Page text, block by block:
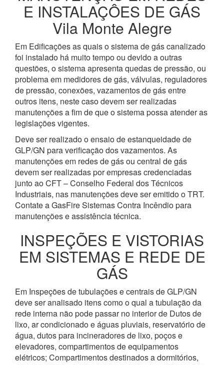
E INSTALAÇÔES DE GÁS
Vila Monte Alegre
Em Edificações as quais o sistema de gás canalizado
foi instalado há muito tempo ou devido a outras
questões, o sistema apresenta quedas de pressão, ou
problema em medidores de gás, válvulas, reguladores
de pressão, conexões, vazamentos de gás entre
outros itens, neste caso devem ser realizadas
manutenções a fim de que o sistema possa atender as
legislações vigentes.
Deve ser realizado o ensaio de estanqueidade de
GLP/GN para verificação dos vazamentos. As
manutenções em redes de gás ou central de gás
devem ser realizadas por empresas credenciadas
junto ao CFT – Conselho Federal dos Técnicos
Industriais, nas manutenções deve ser emitido o TRT.
Contate a GasFire Sistemas Contra Incêndio para
manutenções e assistência técnica.
INSPEÇÕES E VISTORIAS
EM SISTEMAS E REDE DE
GÁS
Em Inspeções de tubulações e centrais de GLP/GN
deve ser analisado itens como o qual a tubulação da
rede interna não pode passar no interior de Dutos de
lixo, ar condicionado e águas pluviais, reservatório de
água, dutos para incineradores de lixo, poços e
elevadores, compartimentos de equipamentos
elétricos; Compartimentos destinados a dormitórios,